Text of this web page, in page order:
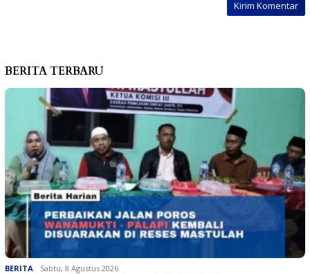
BERITA TERBARU
BERITA Sabtu, 8 Agustus 2026